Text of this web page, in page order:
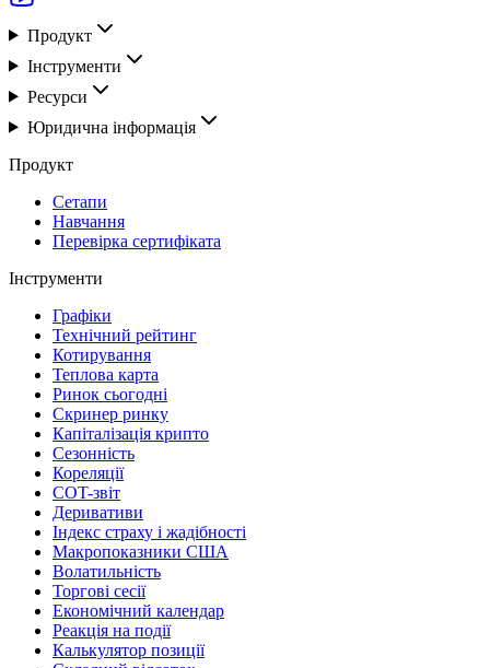
Продукт
Інструменти
Ресурси
Юридична інформація
Продукт
Сетапи
Навчання
Перевірка сертифіката
Інструменти
Графіки
Технічний рейтинг
Котирування
Теплова карта
Ринок сьогодні
Скринер ринку
Капіталізація крипто
Сезонність
Кореляції
COT-звіт
Деривативи
Індекс страху і жадібності
Макропоказники США
Волатильність
Торгові сесії
Економічний календар
Реакція на події
Калькулятор позиції